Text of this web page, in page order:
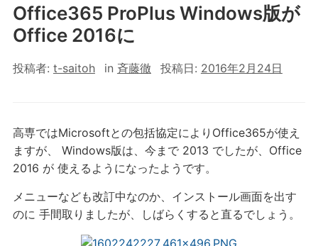
Office365 ProPlus Windows版が
Office 2016に
投稿者: t-saitoh in 斉藤徹 投稿日: 2016年2月24日
高専ではMicrosoftとの包括協定によりOffice365が使え
ますが、 Windows版は、今まで 2013 でしたが、Office
2016 が 使えるようになったようです。
メニューなども改訂中なのか、インストール画面を出す
のに 手間取りましたが、しばらくすると直るでしょう。